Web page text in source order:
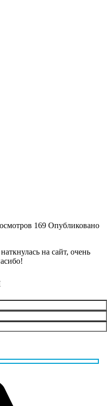
169 Опубликовано
на сайт, очень